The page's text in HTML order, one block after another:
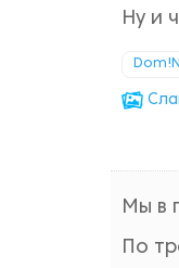
Ну и
Мы в
По